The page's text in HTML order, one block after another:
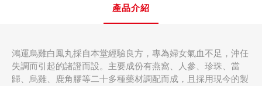
產品介紹
鴻運烏雞白鳳丸採自本堂經驗良方，專為婦女氣血不足，沖任
失調而引起的諸證而設。主要成份有燕窩、人參、珍珠、當
歸、烏雞、鹿角膠等二十多種藥材調配而成，且採用現今的製